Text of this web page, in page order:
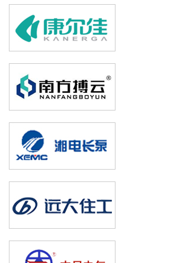
[包装设计]
[包装设计]
中南大学机电工程学院
湖南大学信息科学与工程学院
杨华